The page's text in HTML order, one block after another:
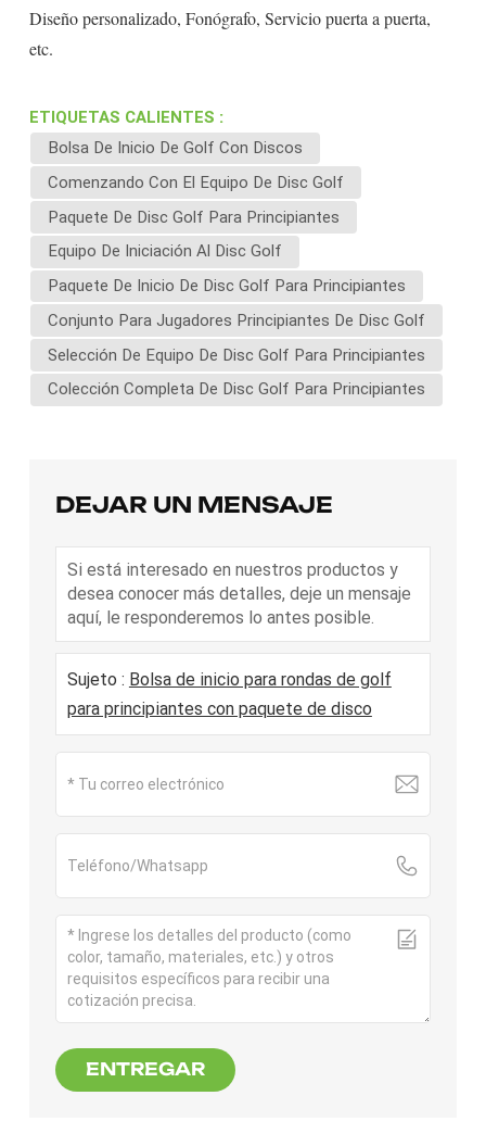
Diseño personalizado, Fonógrafo, Servicio puerta a puerta,
etc.
ETIQUETAS CALIENTES :
Bolsa De Inicio De Golf Con Discos
Comenzando Con El Equipo De Disc Golf
Paquete De Disc Golf Para Principiantes
Equipo De Iniciación Al Disc Golf
Paquete De Inicio De Disc Golf Para Principiantes
Conjunto Para Jugadores Principiantes De Disc Golf
Selección De Equipo De Disc Golf Para Principiantes
Colección Completa De Disc Golf Para Principiantes
DEJAR UN MENSAJE
Si está interesado en nuestros productos y
desea conocer más detalles, deje un mensaje
aquí, le responderemos lo antes posible.
Sujeto : Bolsa de inicio para rondas de golf
para principiantes con paquete de disco
ENTREGAR